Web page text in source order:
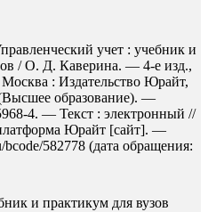
учет : учебник и
/ О. Д. Каверина. — 4-е изд.,
: Издательство Юрайт,
образование). —
4. — Текст : электронный //
Юрайт [сайт]. —
582778 (дата обращения:
и практикум для вузов